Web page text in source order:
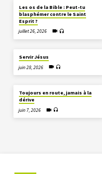
Les os de la Bible : Peut-tu
blasphémer contre le Saint
Esprit ?
juillet 26, 2026
Servir Jésus
juin 28, 2026
Toujours en route, jamais à la
dérive
juin 7, 2026